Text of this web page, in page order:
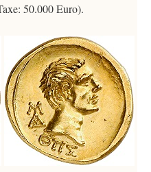
50.000 Euro).